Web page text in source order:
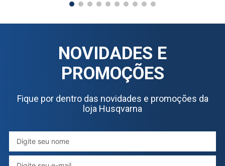
NOVIDADES E
PROMOÇÕES
Fique por dentro das novidades e promoções da
loja Husqvarna